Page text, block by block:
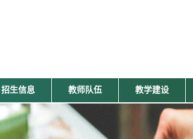
招生信息 教师队伍 教学建设